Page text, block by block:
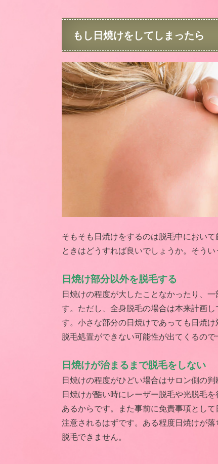
もし日焼けをしてしまったら
そもそも日焼けをするのは脱毛中におい
ときはどうすれば良いでしょうか。そうい
日焼け部分以外を脱毛する
日焼けの程度が大したことなかったり、
す。ただし、全身脱毛の場合は本来計画
す。小さな部分の日焼けであっても日焼
脱毛処置ができない可能性が出てくるので
日焼けが治まるまで脱毛をしない
日焼けの程度がひどい場合はサロン側の
日焼けが酷い時にレーザー脱毛や光脱毛
あるからです。また事前に免責事項とし
注意されるはずです。ある程度日焼けが
脱毛できません。